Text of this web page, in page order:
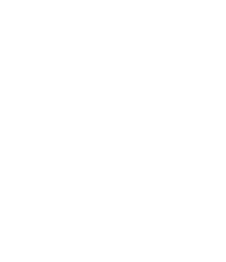
unter 16
Person